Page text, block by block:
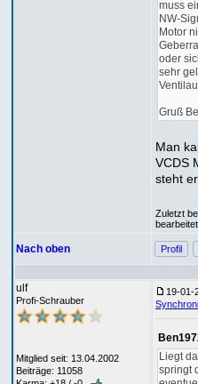
muss
NW-
Motor
oder
sehr
Gruß
Man
VCDS
steht
Zuletzt
bearbeitet.
Nach oben Profil
ulf
Profi-Schrauber
Mitglied seit: 13.04.2002
Beiträge: 11058
19-01-
Liegt
springt